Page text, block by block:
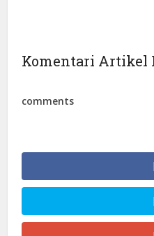
Komentari Artikel
comments